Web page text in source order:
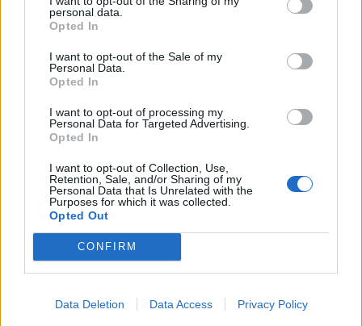
personal data.
Opted In
I want to opt-out of the Sale of my
Personal Data.
Opted In
I want to opt-out of processing my
Personal Data for Targeted Advertising.
Opted In
I want to opt-out of Collection, Use,
Retention, Sale, and/or Sharing of my
Personal Data that Is Unrelated with the
Purposes for which it was collected.
Opted Out
CONFIRM
Data Deletion Data Access Privacy Policy
ΑΝΤΩΝΗΣ ΡΕΜΟΣ
ΠΕΡΙΣΣΟΤΕΡΑ ΣΤΟ